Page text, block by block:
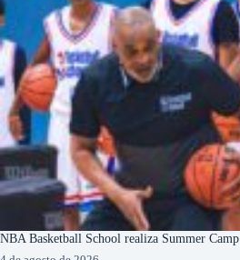
NBA Basketball School realiza Summer Camp